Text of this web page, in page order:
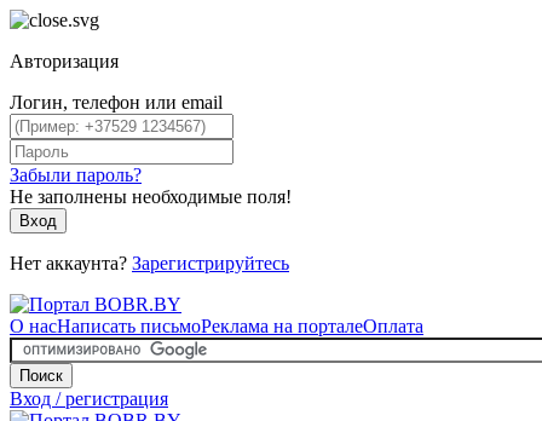
Авторизация
Логин, телефон или email
Забыли пароль?
Не заполнены необходимые поля!
Вход
Нет аккаунта? Зарегистрируйтесь
О насНаписать письмоРеклама на порталеОплата
Поиск
Вход / регистрация